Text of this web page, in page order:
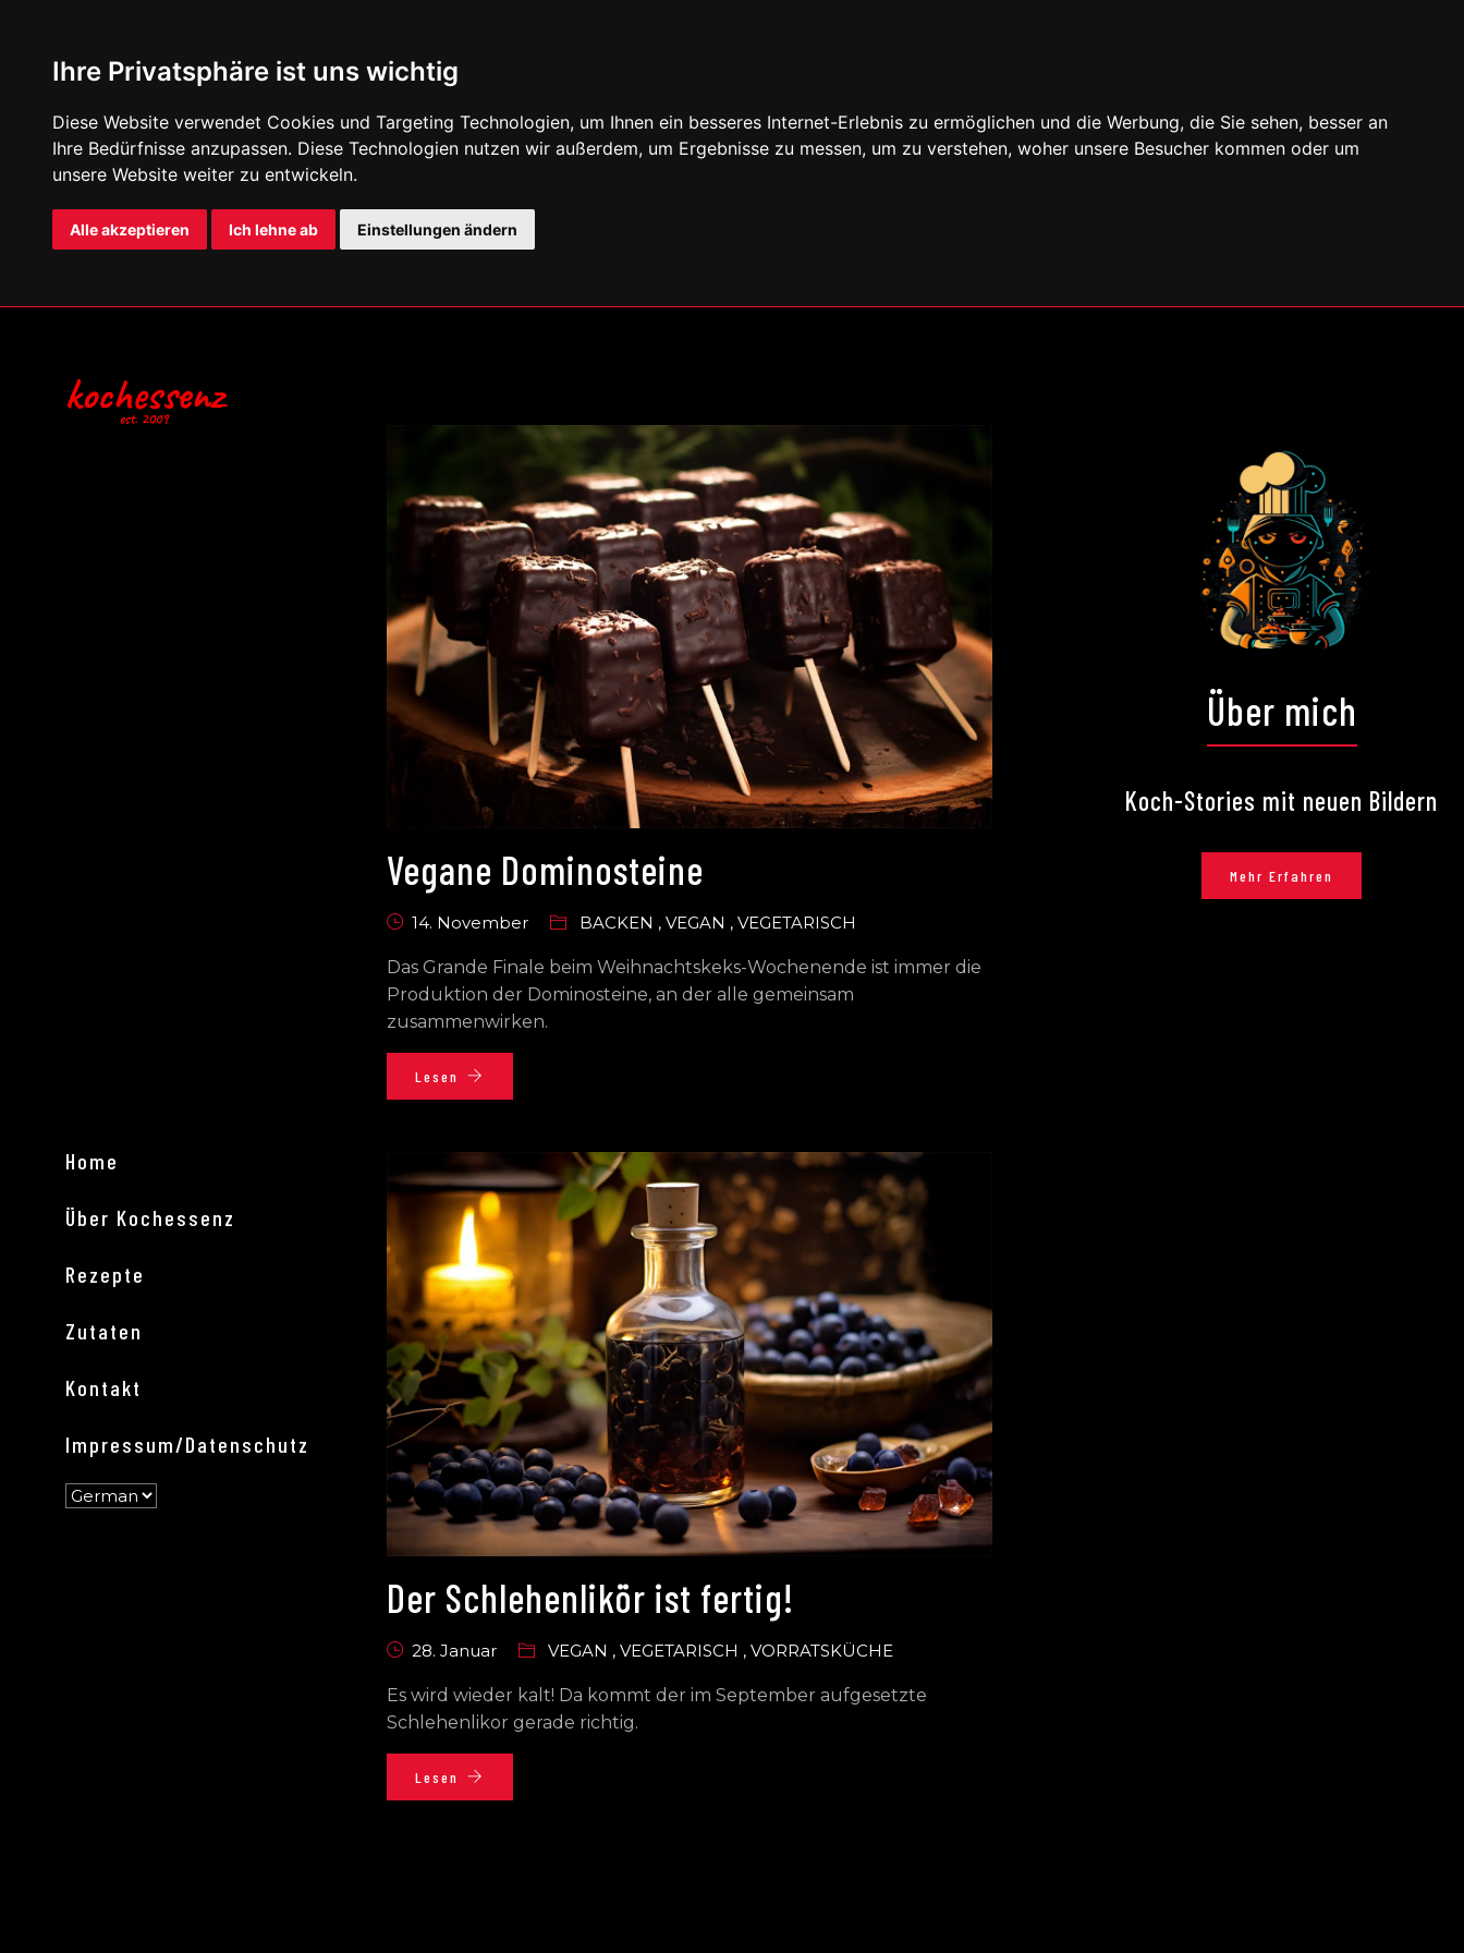
Ihre Privatsphäre ist uns wichtig
Diese Website verwendet Cookies und Targeting Technologien, um Ihnen ein besseres Internet-Erlebnis zu ermöglichen und die Werbung, die Sie sehen, besser an
Ihre Bedürfnisse anzupassen. Diese Technologien nutzen wir außerdem, um Ergebnisse zu messen, um zu verstehen, woher unsere Besucher kommen oder um
unsere Website weiter zu entwickeln.
Alle akzeptieren Ich lehne ab Einstellungen ändern
Home
Über Kochessenz
Rezepte
Zutaten
Kontakt
Impressum/Datenschutz
Vegane Dominosteine
14. November BACKEN , VEGAN , VEGETARISCH
Das Grande Finale beim Weihnachtskeks-Wochenende ist immer die
Produktion der Dominosteine, an der alle gemeinsam
zusammenwirken.
Lesen
Der Schlehenlikör ist fertig!
28. Januar VEGAN , VEGETARISCH , VORRATSKÜCHE
Es wird wieder kalt! Da kommt der im September aufgesetzte
Schlehenlikor gerade richtig.
Lesen
Über mich
Koch-Stories mit neuen Bildern
Mehr Erfahren